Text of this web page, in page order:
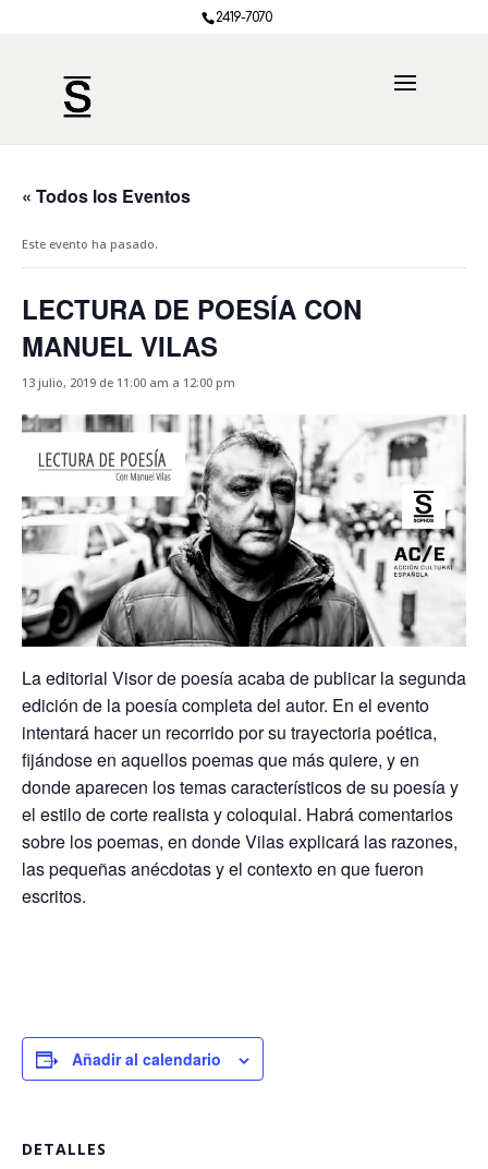
2419-7070
« Todos los Eventos
Este evento ha pasado.
LECTURA DE POESÍA CON
MANUEL VILAS
13 julio, 2019 de 11:00 am a 12:00 pm
La editorial Visor de poesía acaba de publicar la segunda
edición de la poesía completa del autor. En el evento
intentará hacer un recorrido por su trayectoria poética,
fijándose en aquellos poemas que más quiere, y en
donde aparecen los temas característicos de su poesía y
el estilo de corte realista y coloquial. Habrá comentarios
sobre los poemas, en donde Vilas explicará las razones,
las pequeñas anécdotas y el contexto en que fueron
escritos.
Añadir al calendario
DETALLES